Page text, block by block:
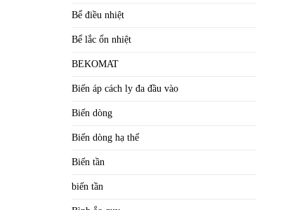
Bể điều nhiệt
Bể lắc ổn nhiệt
BEKOMAT
Biến áp cách ly đa đầu vào
Biến dòng
Biến dòng hạ thế
Biến tần
biến tần